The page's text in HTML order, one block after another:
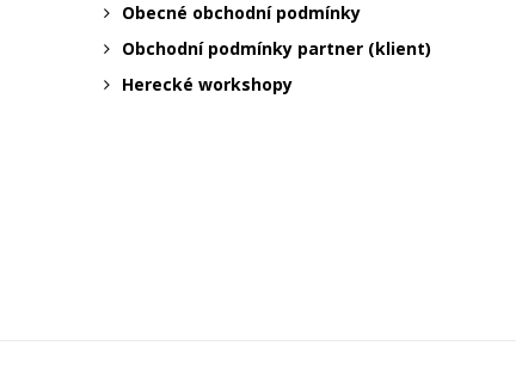
Obecné obchodní podmínky
Obchodní podmínky partner (klient)
Herecké workshopy